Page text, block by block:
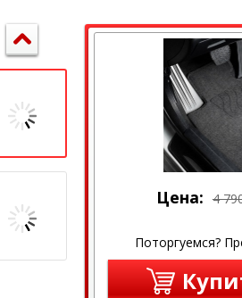
Цена: 4
Поторгуемся?